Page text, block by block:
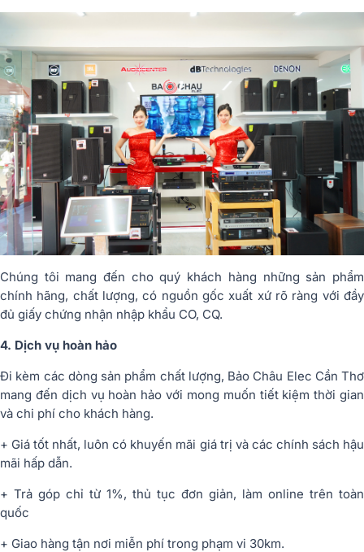
Chúng tôi mang đến cho quý khách hàng những sản phẩm
chính hãng, chất lượng, có nguồn gốc xuất xứ rõ ràng với đầy
đủ giấy chứng nhận nhập khẩu CO, CQ.
4. Dịch vụ hoàn hảo
Đi kèm các dòng sản phẩm chất lượng, Bảo Châu Elec Cần Thơ
mang đến dịch vụ hoàn hảo với mong muốn tiết kiệm thời gian
và chi phí cho khách hàng.
+ Giá tốt nhất, luôn có khuyến mãi giá trị và các chính sách hậu
mãi hấp dẫn.
+ Trả góp chỉ từ 1%, thủ tục đơn giản, làm online trên toàn
quốc
+ Giao hàng tận nơi miễn phí trong phạm vi 30km.